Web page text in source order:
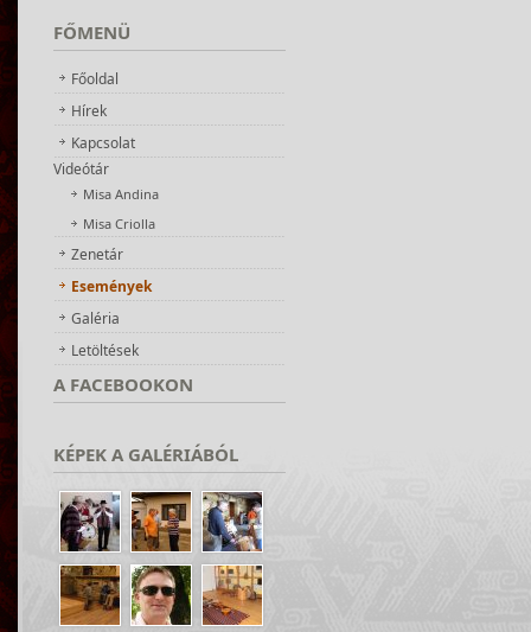
FŐMENÜ
Főoldal
Hírek
Kapcsolat
Videótár
Misa Andina
Misa Criolla
Zenetár
Események
Galéria
Letöltések
A FACEBOOKON
KÉPEK A GALÉRIÁBÓL